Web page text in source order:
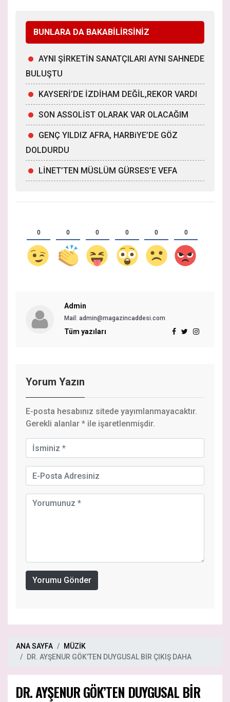
BUNLARA DA BAKABİLİRSİNİZ
AYNI ŞİRKETİN SANATÇILARI AYNI SAHNEDE
BULUŞTU
KAYSERİ’DE İZDİHAM DEĞİL,REKOR VARDI
SON ASSOLİST OLARAK VAR OLACAĞIM
GENÇ YILDIZ AFRA, HARBiYE’DE GÖZ
DOLDURDU
LİNET’TEN MÜSLÜM GÜRSES’E VEFA
0 0 0 0 0 0
Admin
Mail: admin@magazincaddesi.com
Tüm yazıları
Yorum Yazın
E-posta hesabınız sitede yayımlanmayacaktır.
Gerekli alanlar * ile işaretlenmişdir.
Yorumu Gönder
ANA SAYFA
MÜZİK
DR. AYŞENUR GÖK’TEN DUYGUSAL BİR ÇIKIŞ DAHA
DR. AYŞENUR GÖK’TEN DUYGUSAL BİR